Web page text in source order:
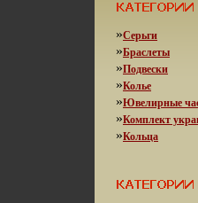
»Серьги
»Браслеты
»Подвески
»Колье
»Ювелирные
»Комплект
»Кольца